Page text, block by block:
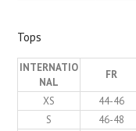
Tops
INTERNATIO
NAL
FR
XS
44-46
S
46-48